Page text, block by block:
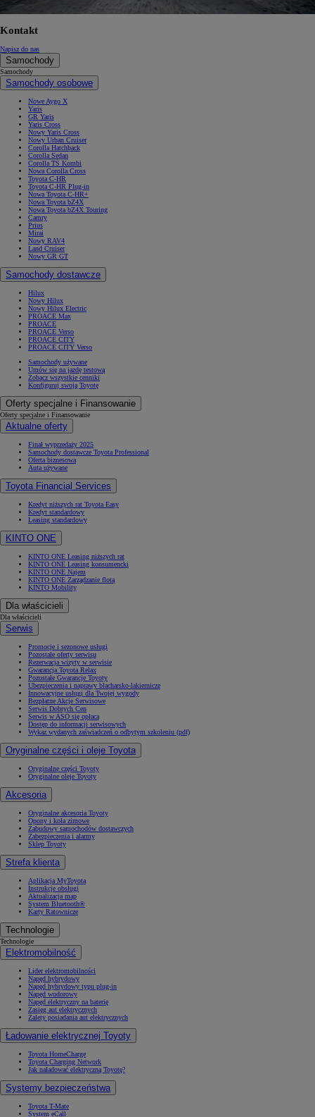
Kontakt
Napisz do nas
Samochody
Samochody
Samochody osobowe
Nowe Aygo X
Yaris
GR Yaris
Yaris Cross
Nowy Yaris Cross
Nowy Urban Cruiser
Corolla Hatchback
Corolla Sedan
Corolla TS Kombi
Nowa Corolla Cross
Toyota C-HR
Toyota C-HR Plug-in
Nowa Toyota C-HR+
Nowa Toyota bZ4X
Nowa Toyota bZ4X Touring
Camry
Prius
Mirai
Nowy RAV4
Land Cruiser
Nowy GR GT
Samochody dostawcze
Hilux
Nowy Hilux
Nowy Hilux Electric
PROACE Max
PROACE
PROACE Verso
PROACE CITY
PROACE CITY Verso
Samochody używane
Umów się na jazdę testową
Zobacz wszystkie cenniki
Konfiguruj swoją Toyotę
Oferty specjalne i Finansowanie
Oferty specjalne i Finansowanie
Aktualne oferty
Finał wyprzedaży 2025
Samochody dostawcze Toyota Professional
Oferta biznesowa
Auta używane
Toyota Financial Services
Kredyt niższych rat Toyota Easy
Kredyt standardowy
Leasing standardowy
KINTO ONE
KINTO ONE Leasing niższych rat
KINTO ONE Leasing konsumencki
KINTO ONE Najem
KINTO ONE Zarządzanie flotą
KINTO Mobility
Dla właścicieli
Dla właścicieli
Serwis
Promocje i sezonowe usługi
Pozostałe oferty serwisu
Rezerwacja wizyty w serwisie
Gwarancja Toyota Relax
Pozostałe Gwarancje Toyoty
Ubezpieczenia i naprawy blacharsko-lakiernicze
Innowacyjne usługi dla Twojej wygody
Bezpłatne Akcje Serwisowe
Serwis Dobrych Cen
Serwis w ASO się opłaca
Dostęp do informacji serwisowych
Wykaz wydanych zaświadczeń o odbytym szkoleniu (pdf)
Oryginalne części i oleje Toyota
Oryginalne części Toyoty
Oryginalne oleje Toyoty
Akcesoria
Oryginalne akcesoria Toyoty
Opony i koła zimowe
Zabudowy samochodów dostawczych
Zabezpieczenia i alarmy
Sklep Toyoty
Strefa klienta
Aplikacja MyToyota
Instrukcje obsługi
Aktualizacja map
System Bluetooth®
Karty Ratownicze
Technologie
Technologie
Elektromobilność
Lider elektromobilności
Napęd hybrydowy
Napęd hybrydowy typu plug-in
Napęd wodorowy
Napęd elektryczny na baterię
Zasięg aut elektrycznych
Zalety posiadania aut elektrycznych
Ładowanie elektrycznej Toyoty
Toyota HomeCharge
Toyota Charging Network
Jak naładować elektryczną Toyotę?
Systemy bezpieczeństwa
Toyota T-Mate
System eCall